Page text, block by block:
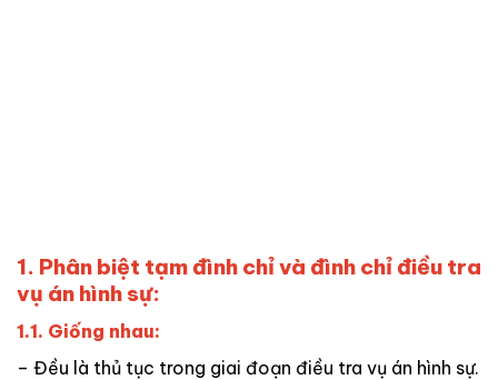
1. Phân biệt tạm đình chỉ và đình chỉ điều tra
vụ án hình sự:
1.1. Giống nhau:
– Đều là thủ tục trong giai đoạn điều tra vụ án hình sự.